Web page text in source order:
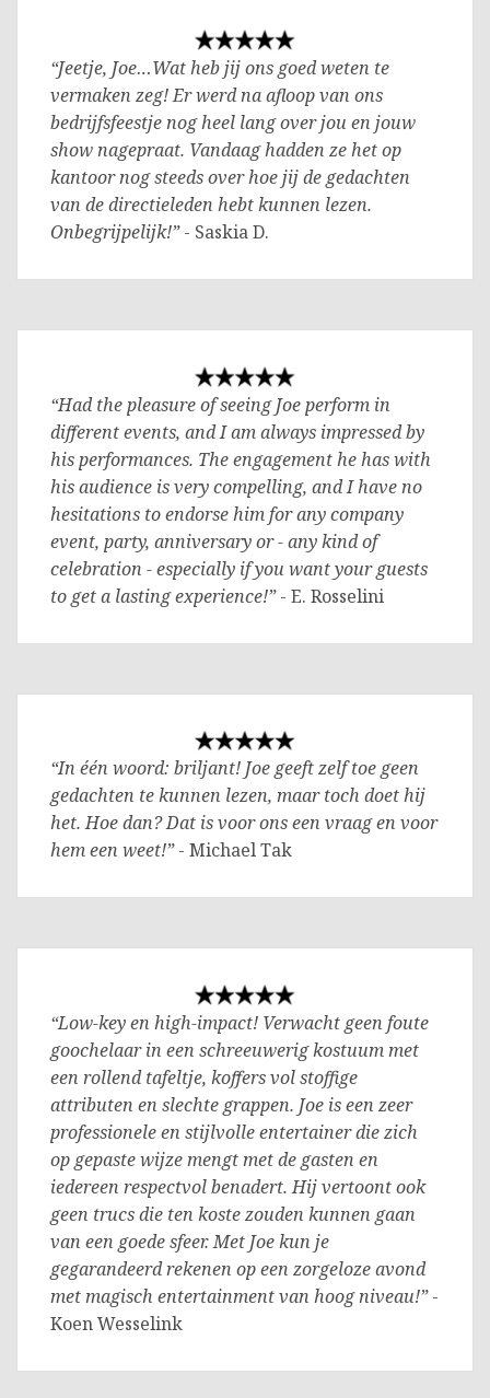
“Jeetje, Joe…Wat heb jij ons goed weten te
vermaken zeg! Er werd na afloop van ons
bedrijfsfeestje nog heel lang over jou en jouw
show nagepraat. Vandaag hadden ze het op
kantoor nog steeds over hoe jij de gedachten
van de directieleden hebt kunnen lezen.
Onbegrijpelijk!”- Saskia D.
“Had the pleasure of seeing Joe perform in
different events, and I am always impressed by
his performances. The engagement he has with
his audience is very compelling, and I have no
hesitations to endorse him for any company
event, party, anniversary or - any kind of
celebration - especially if you want your guests
to get a lasting experience!”- E. Rosselini
“In één woord: briljant! Joe geeft zelf toe geen
gedachten te kunnen lezen, maar toch doet hij
het. Hoe dan? Dat is voor ons een vraag en voor
hem een weet!”- Michael Tak
“Low-key en high-impact! Verwacht geen foute
goochelaar in een schreeuwerig kostuum met
een rollend tafeltje, koffers vol stoffige
attributen en slechte grappen. Joe is een zeer
professionele en stijlvolle entertainer die zich
op gepaste wijze mengt met de gasten en
iedereen respectvol benadert. Hij vertoont ook
geen trucs die ten koste zouden kunnen gaan
van een goede sfeer. Met Joe kun je
gegarandeerd rekenen op een zorgeloze avond
met magisch entertainment van hoog niveau!”-
Koen Wesselink